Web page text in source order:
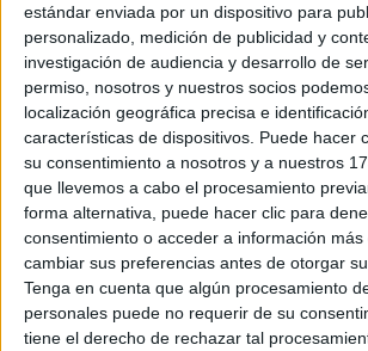
estándar enviada por un dispositivo para
personalizado, medición de publicidad y
investigación de audiencia y desarrollo de
permiso, nosotros y nuestros socios
localización geográfica precisa e
características de dispositivos. Puede hacer
su consentimiento a nosotros y a nuestros
que llevemos a cabo el procesamiento
forma alternativa, puede hacer clic para
consentimiento o acceder a información más
cambiar sus preferencias antes de otorgar
Tenga en cuenta que algún procesamiento
personales puede no requerir de su
tiene el derecho de rechazar tal
PARA
EN
ANA
QUE
MIRADA